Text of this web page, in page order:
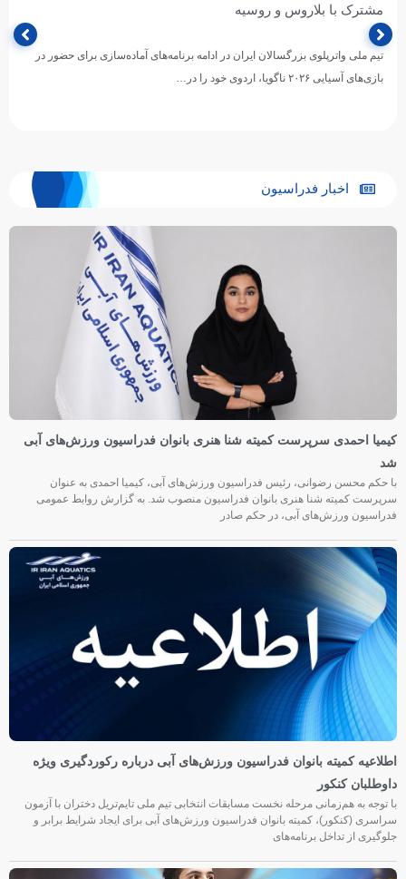
مشترک با بلاروس و روسیه
تیم ملی واترپلوی بزرگسالان ایران در ادامه برنامه‌های آماده‌سازی برای حضور در
بازی‌های آسیایی ۲۰۲۶ ناگویا، اردوی خود را در…
اخبار فدراسیون
کیمیا احمدی سرپرست کمیته شنا هنری بانوان فدراسیون ورزش‌های آبی
شد
با حکم محسن رضوانی، رئیس فدراسیون ورزش‌های آبی، کیمیا احمدی به عنوان
سرپرست کمیته شنا هنری بانوان فدراسیون منصوب شد. به گزارش روابط عمومی
فدراسیون ورزش‌های آبی، در حکم صادر
اطلاعیه کمیته بانوان فدراسیون ورزش‌های آبی درباره رکوردگیری ویژه
داوطلبان کنکور
با توجه به هم‌زمانی مرحله نخست مسابقات انتخابی تیم ملی تایم‌تریل دختران با آزمون
سراسری (کنکور)، کمیته بانوان فدراسیون ورزش‌های آبی برای ایجاد شرایط برابر و
جلوگیری از تداخل برنامه‌های